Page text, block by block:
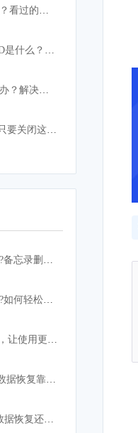
删除的微信聊天记录怎么恢复？看过的都找回了
升级iPhone XS的理由：Face ID是什么？解锁速度比上代快
安卓手机和苹果手机卡顿怎么办？解决手机卡顿小妙招
iPhone使用时间越长就越卡？只要关闭这设置，手机立马如获重生
苹果手机备忘录怎么恢复数据?备忘录删除怎么恢复？
如何找回手机相册删除的照片?如何轻松快速恢复？
苹果手机开发“丢失找回”功能，让使用更加安心！
相机sd卡受损怎么修复？sd卡数据恢复靠这招
u盘插电脑上不显示怎么办？数据恢复还有希望吗